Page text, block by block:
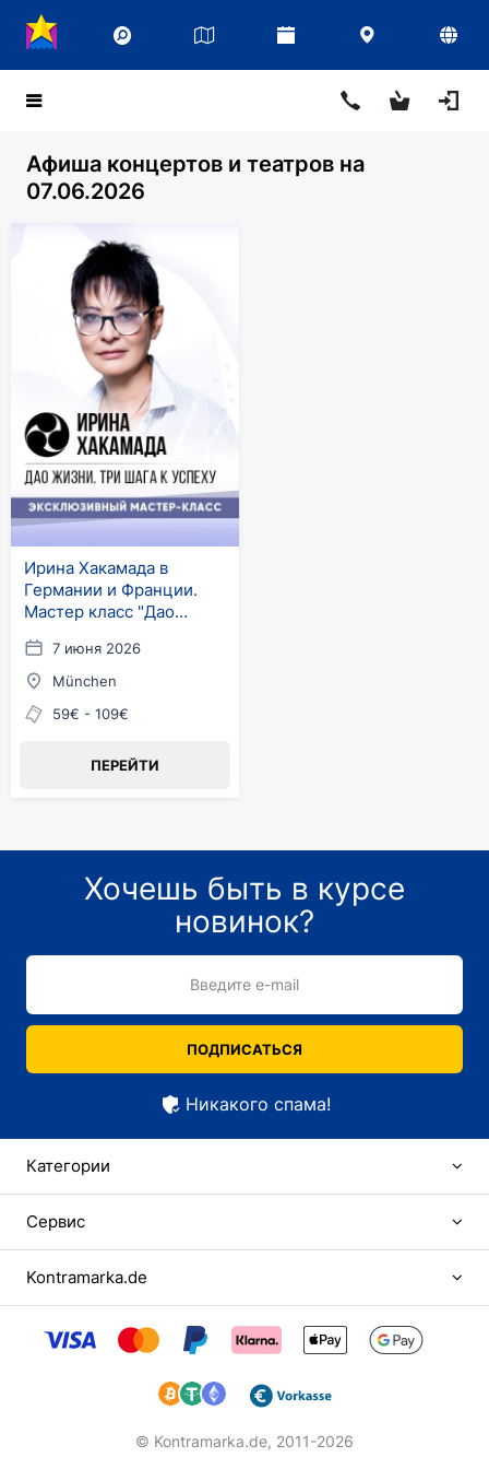
Афиша концертов и театров на
07.06.2026
Ирина Хакамада в
Германии и Франции.
Мастер класс "Дао
7 июня 2026
München
59€ - 109€
ПЕРЕЙТИ
Хочешь быть в курсе
новинок?
Введите e-mail
ПОДПИСАТЬСЯ
Никакого спама!
Категории
Сервис
Kontramarka.de
© Kontramarka.de, 2011-2026